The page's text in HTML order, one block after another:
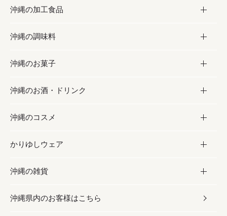
お取り寄せグルメ
フルーツ・野菜
お肉
海産物
沖縄の加工食品
加工食品
缶詰／パウチ
沖縄料理
沖縄そば／乾麺
レトルト食品
乾物／粉類
沖縄の調味料
調味料
砂糖／黒砂糖
塩
お酢／ドレッシング
しょうゆ
みそ
沖縄のお菓子
お菓子
黒糖
ちんすこう
伝統菓子
スナック
沖縄のお酒・ドリンク
お酒・ドリンク
泡盛
ビール・チューハイ
ワイン・ウィスキー・カクテル
沖縄のコスメ
コスメ
スキンケア
ボディケア
かりゆしウェア
かりゆしウェア
メンズ
沖縄の雑貨
雑貨
沖縄県内のお客様はこちら